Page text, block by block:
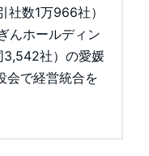
社数1万966社）
んホールディン
3,542社）の愛媛
会で経営統合を